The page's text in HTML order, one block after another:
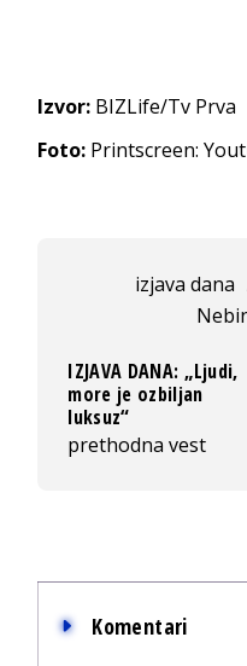
Izvor: BIZLife/Tv Prva
Foto: Printscreen:
izjava dana
IZJAVA DANA: „Ljudi,
more je ozbiljan
luksuz“
prethodna vest
Komentari